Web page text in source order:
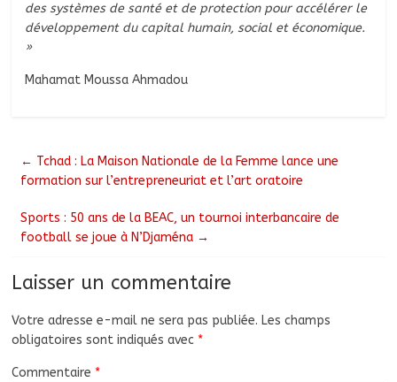
des systèmes de santé et de protection pour accélérer le
développement du capital humain, social et économique.
»
Mahamat Moussa Ahmadou
← Tchad : La Maison Nationale de la Femme lance une
formation sur l’entrepreneuriat et l’art oratoire
Sports : 50 ans de la BEAC, un tournoi interbancaire de
football se joue à N’Djaména →
Laisser un commentaire
Votre adresse e-mail ne sera pas publiée. Les champs
obligatoires sont indiqués avec *
Commentaire *